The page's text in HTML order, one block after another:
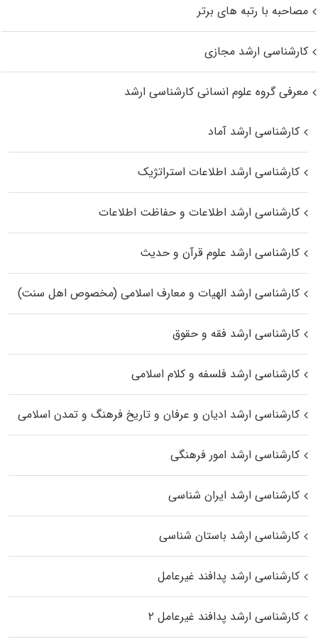
مصاحبه با رتبه های برتر
کارشناسی ارشد مجازی
معرفی گروه علوم انسانی کارشناسی ارشد
کارشناسی ارشد آماد
کارشناسی ارشد اطلاعات استراتژیک
کارشناسی ارشد اطلاعات و حفاظت اطلاعات
کارشناسی ارشد علوم قرآن و حدیث
کارشناسی ارشد الهیات و معارف اسلامی (مخصوص اهل سنت)
کارشناسی ارشد فقه و حقوق
کارشناسی ارشد فلسفه و کلام اسلامی
کارشناسی ارشد ادیان و عرفان و تاریخ فرهنگ و تمدن اسلامی
کارشناسی ارشد امور فرهنگی
کارشناسی ارشد ایران شناسی
کارشناسی ارشد باستان شناسی
کارشناسی ارشد پدافند غیرعامل
کارشناسی ارشد پدافند غیرعامل ۲